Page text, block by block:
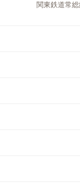
関東鉄道常